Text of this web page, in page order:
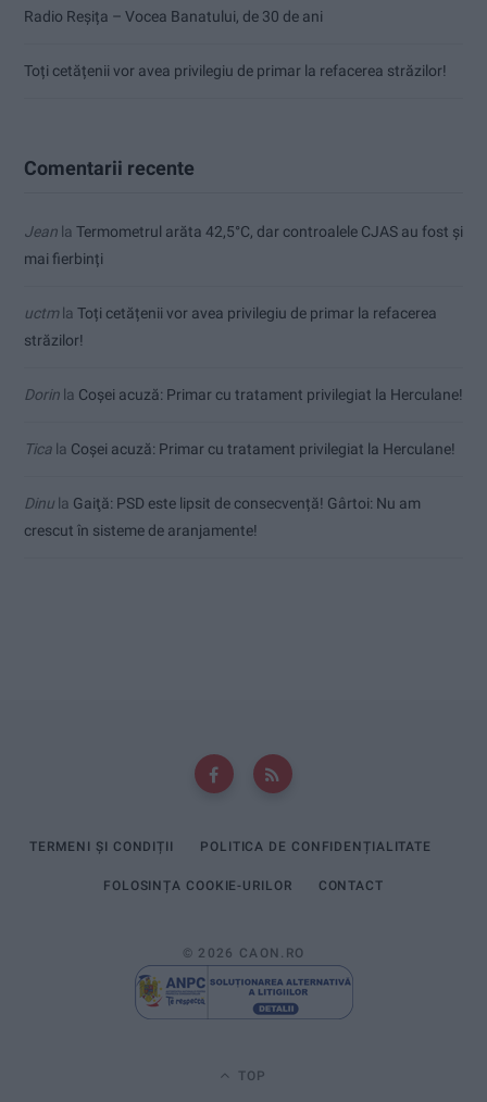
Radio Reșița – Vocea Banatului, de 30 de ani
Toți cetățenii vor avea privilegiu de primar la refacerea străzilor!
Comentarii recente
Jean la Termometrul arăta 42,5°C, dar controalele CJAS au fost și
mai fierbinți
uctmla Toți cetățenii vor avea privilegiu de primar la refacerea
străzilor!
Dorin la Coșei acuză: Primar cu tratament privilegiat la Herculane!
Tica la Coșei acuză: Primar cu tratament privilegiat la Herculane!
Dinu la Gaiţă: PSD este lipsit de consecvență! Gârtoi: Nu am
crescut în sisteme de aranjamente!
TERMENI ȘI CONDIȚII POLITICA DE CONFIDENȚIALITATE
FOLOSINȚA COOKIE-URILOR CONTACT
© 2026 CAON.RO
TOP